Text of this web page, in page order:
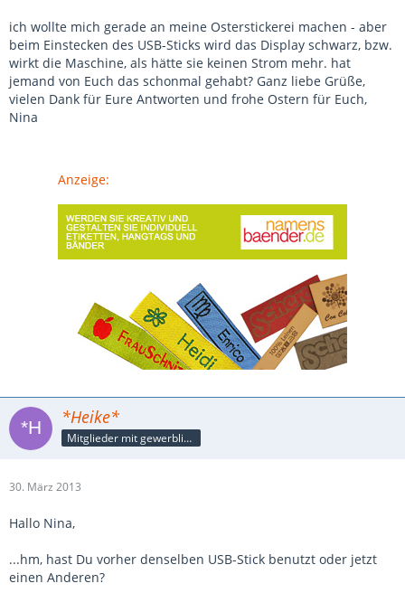
ich wollte mich gerade an meine Osterstickerei machen - aber
beim Einstecken des USB-Sticks wird das Display schwarz, bzw.
wirkt die Maschine, als hätte sie keinen Strom mehr. hat
jemand von Euch das schonmal gehabt? Ganz liebe Grüße,
vielen Dank für Eure Antworten und frohe Ostern für Euch,
Nina
Anzeige:
*Heike*
Mitglieder mit gewerblicher Verbindung, auch als Mitarbeiter/in
30. März 2013
Hallo Nina,
...hm, hast Du vorher denselben USB-Stick benutzt oder jetzt
einen Anderen?